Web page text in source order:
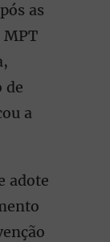
as
MPT
de
a
adote